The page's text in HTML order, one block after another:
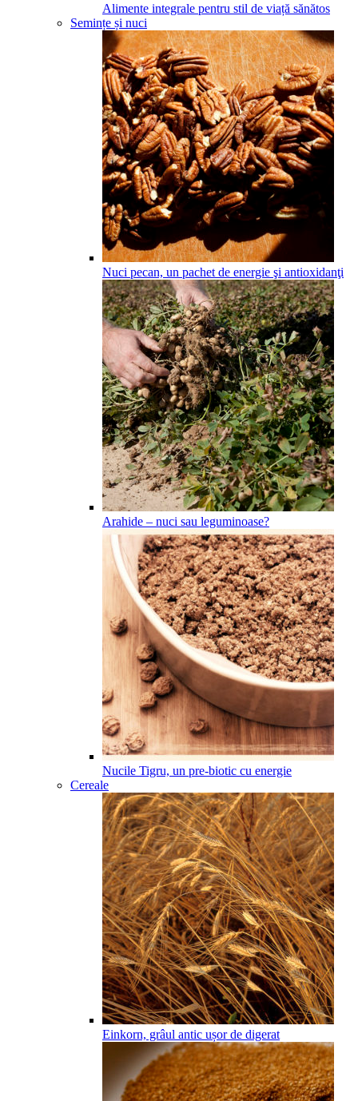
Alimente integrale pentru stil de viață sănătos
Semințe și nuci
Nuci pecan, un pachet de energie şi antioxidanţi
Arahide – nuci sau leguminoase?
Nucile Tigru, un pre-biotic cu energie
Cereale
Einkorn, grâul antic ușor de digerat